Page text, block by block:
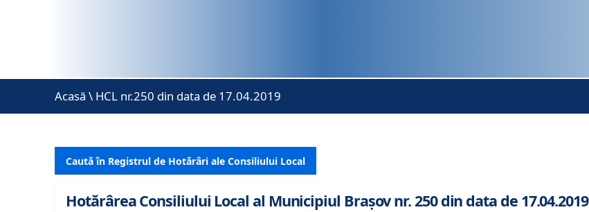
Acasă \ HCL nr.250 din data de 17.04.2019
Caută în Registrul de Hotărâri ale Consiliului Local
Hotărârea Consiliului Local al Municipiul Brașov nr. 250 din data de 17.04.2019